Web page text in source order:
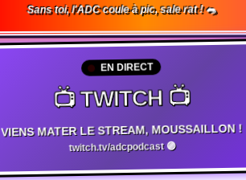
Sans toi, l'ADC coule à pic, sale rat ! 🐀
EN DIRECT
📺 TWITCH 📺
VIENS MATER LE STREAM, MOUSSAILLON !
twitch.tv/adcpodcast 🟣